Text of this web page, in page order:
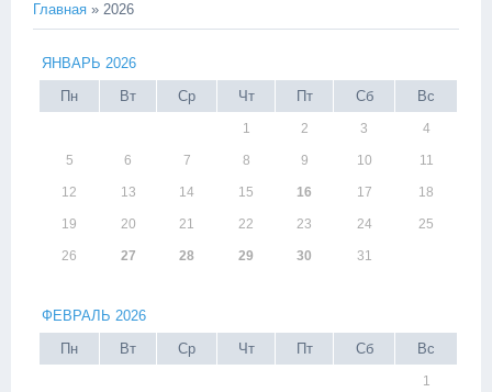
Главная » 2026
ЯНВАРЬ 2026
Пн
Вт Ср Чт Пт Сб Вс
1 2 3 4
5 6 7 8 9 10 11
12 13 14 15 16 17 18
19 20 21 22 23 24 25
26 27 28 29 30 31
ФЕВРАЛЬ 2026
Пн
Вт Ср Чт Пт Сб Вс
1